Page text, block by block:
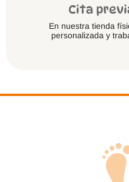
Cita
En nuestra tienda
personalizada y